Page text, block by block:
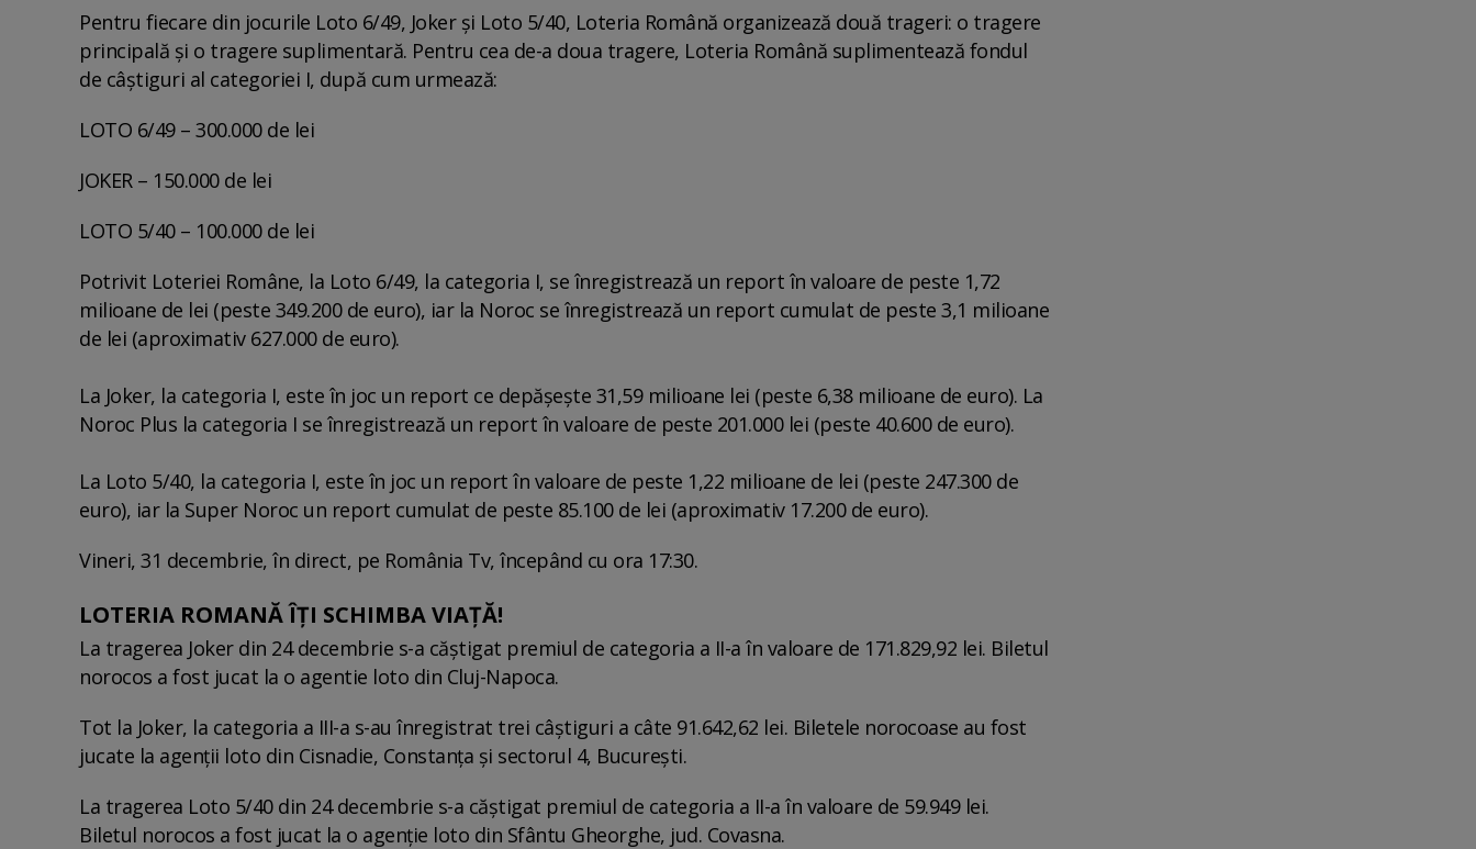
Pentru fiecare din jocurile Loto 6/49, Joker şi Loto 5/40, Loteria Română organizează două trageri: o tragere
principală şi o tragere suplimentară. Pentru cea de-a doua tragere, Loteria Română suplimentează fondul
de câştiguri al categoriei I, după cum urmează:
LOTO 6/49 – 300.000 de lei
JOKER – 150.000 de lei
LOTO 5/40 – 100.000 de lei
Potrivit Loteriei Române, la Loto 6/49, la categoria I, se înregistrează un report în valoare de peste 1,72
milioane de lei (peste 349.200 de euro), iar la Noroc se înregistrează un report cumulat de peste 3,1 milioane
de lei (aproximativ 627.000 de euro).
La Joker, la categoria I, este în joc un report ce depăşeşte 31,59 milioane lei (peste 6,38 milioane de euro). La
Noroc Plus la categoria I se înregistrează un report în valoare de peste 201.000 lei (peste 40.600 de euro).
La Loto 5/40, la categoria I, este în joc un report în valoare de peste 1,22 milioane de lei (peste 247.300 de
euro), iar la Super Noroc un report cumulat de peste 85.100 de lei (aproximativ 17.200 de euro).
Vineri, 31 decembrie, în direct, pe România Tv, începând cu ora 17:30.
LOTERIA ROMANĂ ÎȚI SCHIMBA VIAȚĂ!
La tragerea Joker din 24 decembrie s-a căștigat premiul de categoria a II-a în valoare de 171.829,92 lei. Biletul
norocos a fost jucat la o agentie loto din Cluj-Napoca.
Tot la Joker, la categoria a III-a s-au înregistrat trei câștiguri a câte 91.642,62 lei. Biletele norocoase au fost
jucate la agenții loto din Cisnadie, Constanța și sectorul 4, București.
La tragerea Loto 5/40 din 24 decembrie s-a căștigat premiul de categoria a II-a în valoare de 59.949 lei.
Biletul norocos a fost jucat la o agenție loto din Sfântu Gheorghe, jud. Covasna.